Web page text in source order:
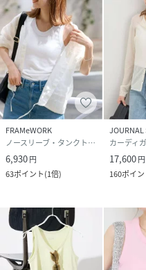
クリーニング 本体:手洗
品番
FRAMeWORK
ノースリーブ・タンクトップ
6,930円
63ポイント(1倍)
カーディ
17,600円
160ポイン